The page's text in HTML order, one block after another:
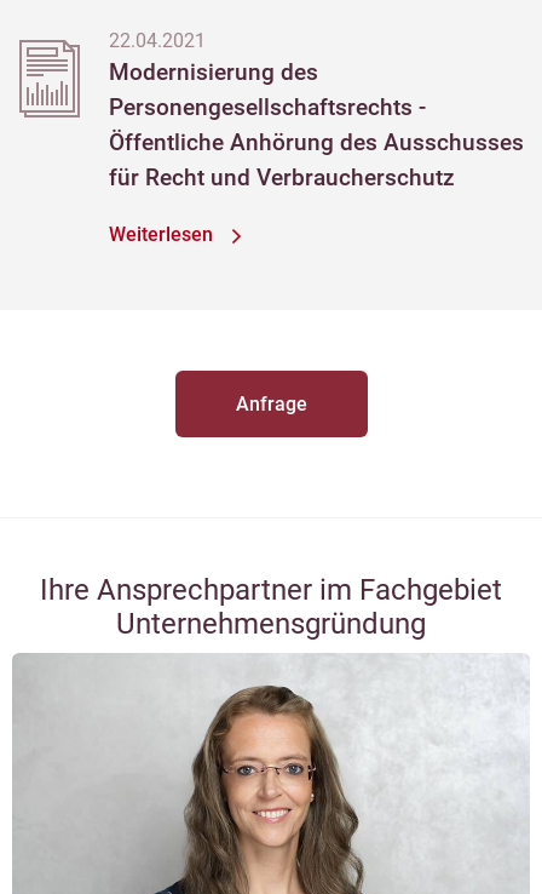
22.04.2021
Modernisierung des
Personengesellschaftsrechts -
Öffentliche Anhörung des Ausschusses
für Recht und Verbraucherschutz
Weiterlesen
Anfrage
Ihre Ansprechpartner im Fachgebiet
Unternehmensgründung